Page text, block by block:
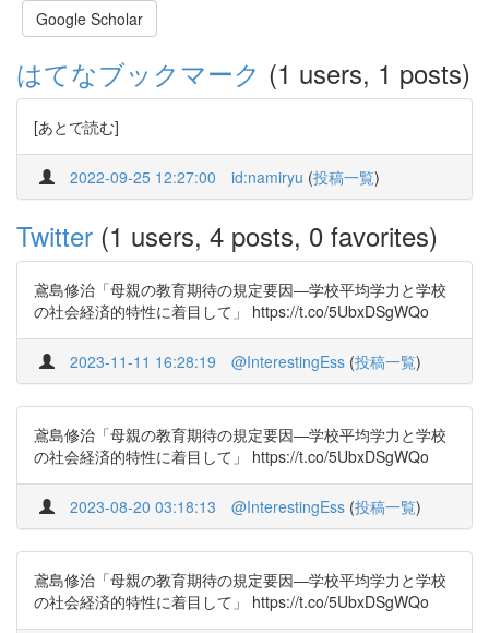
Google Scholar
はてなブックマーク (1 users, 1 posts)
[あとで読む]
2022-09-25 12:27:00 id:namiryu (投稿一覧)
Twitter (1 users, 4 posts, 0 favorites)
鳶島修治「母親の教育期待の規定要因―学校平均学力と学校
の社会経済的特性に着目して」 https://t.co/5UbxDSgWQo
2023-11-11 16:28:19 @InterestingEss (投稿一覧)
鳶島修治「母親の教育期待の規定要因―学校平均学力と学校
の社会経済的特性に着目して」 https://t.co/5UbxDSgWQo
2023-08-20 03:18:13 @InterestingEss (投稿一覧)
鳶島修治「母親の教育期待の規定要因―学校平均学力と学校
の社会経済的特性に着目して」 https://t.co/5UbxDSgWQo